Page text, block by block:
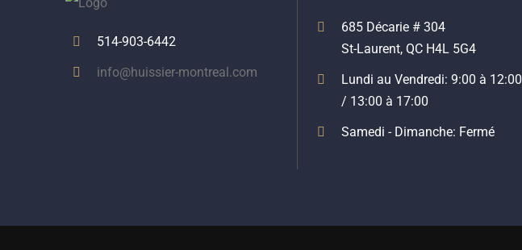
514-903-6442
info@huissier-montreal.com
685 Décarie # 304
St-Laurent, QC H4L 5G4
Lundi au Vendredi: 9:00 à 12:00
/ 13:00 à 17:00
Samedi - Dimanche: Fermé